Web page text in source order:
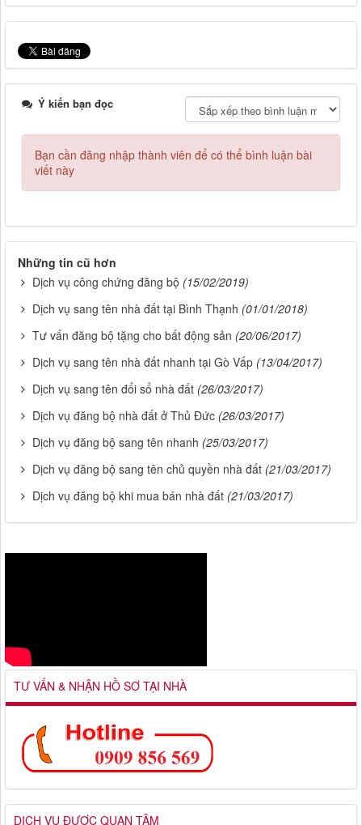
Ý kiến bạn đọc
Bạn cần đăng nhập thành viên để có thể bình luận bài
viết này
Những tin cũ hơn
Dịch vụ công chứng đăng bộ (15/02/2019)
Dịch vụ sang tên nhà đất tại Bình Thạnh (01/01/2018)
Tư vấn đăng bộ tặng cho bất động sản (20/06/2017)
Dịch vụ sang tên nhà đất nhanh tại Gò Vấp (13/04/2017)
Dịch vụ sang tên đổi sổ nhà đất (26/03/2017)
Dịch vụ đăng bộ nhà đất ở Thủ Đức (26/03/2017)
Dịch vụ đăng bộ sang tên nhanh (25/03/2017)
Dịch vụ đăng bộ sang tên chủ quyền nhà đất (21/03/2017)
Dịch vụ đăng bộ khi mua bán nhà đất (21/03/2017)
TƯ VẤN & NHẬN HỒ SƠ TẠI NHÀ
DỊCH VỤ ĐƯỢC QUAN TÂM